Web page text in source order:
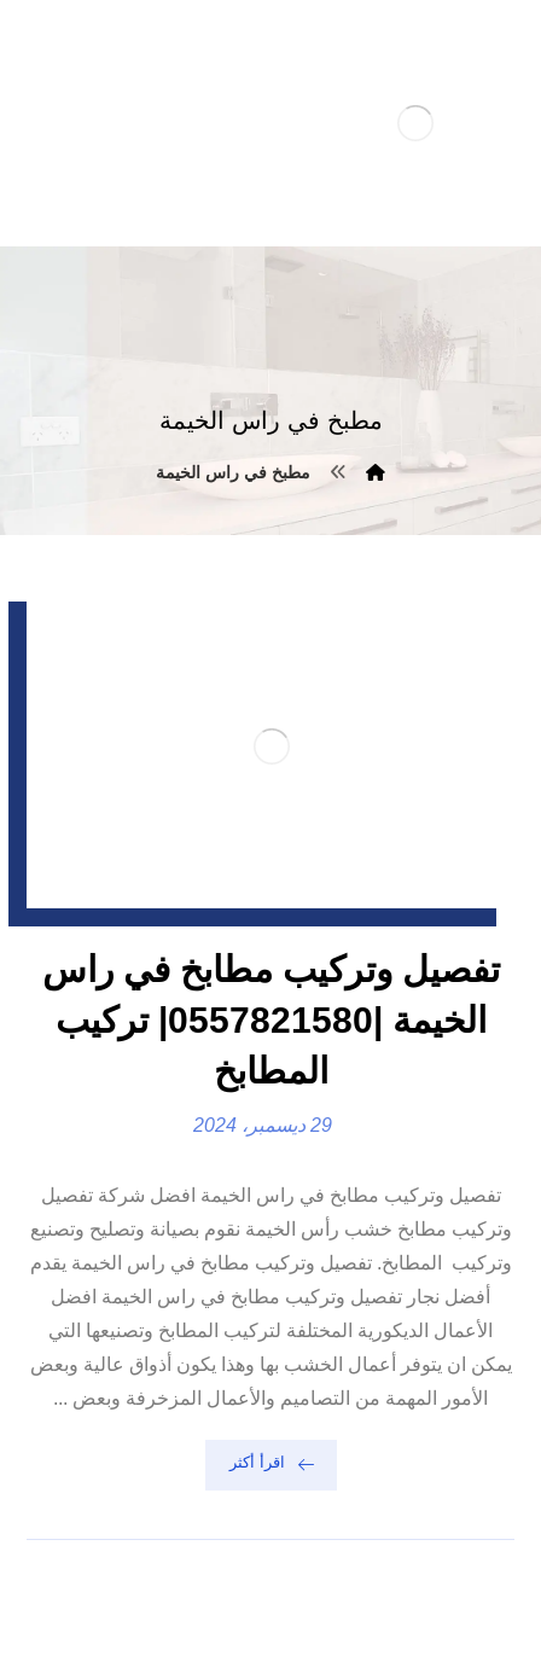
مطبخ في راس الخيمة
مطبخ في راس الخيمة
تفصيل وتركيب مطابخ في راس
الخيمة |0557821580| تركيب
المطابخ
29 ديسمبر، 2024
تفصيل وتركيب مطابخ في راس الخيمة افضل شركة تفصيل
وتركيب مطابخ خشب رأس الخيمة نقوم بصيانة وتصليح وتصنيع
وتركيب المطابخ. تفصيل وتركيب مطابخ في راس الخيمة يقدم
أفضل نجار تفصيل وتركيب مطابخ في راس الخيمة افضل
الأعمال الديكورية المختلفة لتركيب المطابخ وتصنيعها التي
يمكن ان يتوفر أعمال الخشب بها وهذا يكون أذواق عالية وبعض
الأمور المهمة من التصاميم والأعمال المزخرفة وبعض ...
اقرأ أكثر